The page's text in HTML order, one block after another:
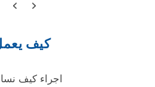
كيف
اجراء كيف